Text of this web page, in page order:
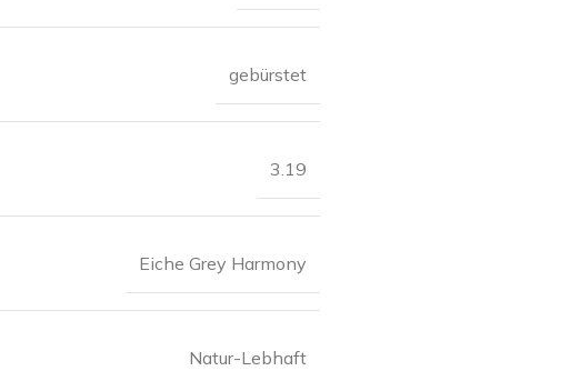
gebürstet
3.19
Eiche Grey Harmony
Natur-Lebhaft